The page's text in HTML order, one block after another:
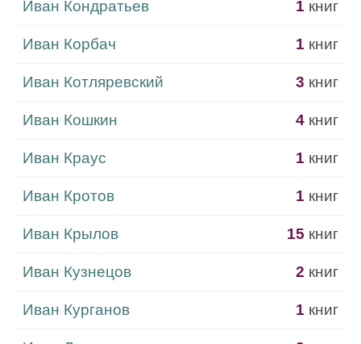
Иван Кондратьев 1 книг
Иван Корбач 1 книг
Иван Котляревский 3 книг
Иван Кошкин 4 книг
Иван Краус 1 книг
Иван Кротов 1 книг
Иван Крылов 15 книг
Иван Кузнецов 2 книг
Иван Курганов 1 книг